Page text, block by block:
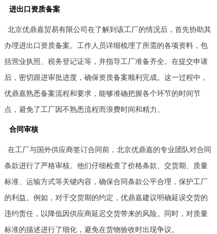
进出口资质备案
北京优鼎嘉贸易有限公司在了解到该工厂的情况后，首先协助其
办理进出口资质备案。工作人员详细梳理了所需的各项资料，包
括营业执照、税务登记证等，并指导工厂准备齐全。在提交申请
后，密切跟进审批进度，确保资质备案顺利完成。这一过程中，
优鼎嘉熟悉备案流程和要求，能够准确把握各个环节的时间节
点，避免了工厂因不熟悉流程而浪费时间和精力。
合同审核
在工厂与国外供应商签订合同前，北京优鼎嘉的专业团队对合同
条款进行了严格审核。他们仔细检查了价格条款、交货期、质量
标准、运输方式等关键内容，确保合同条款公平合理，保护工厂
的利益。例如，对于交货期的约定，优鼎嘉建议明确延误交货的
违约责任，以降低因供应商延迟交货带来的风险。同时，对质量
标准的描述进行了细化，避免在货物验收时出现争议。